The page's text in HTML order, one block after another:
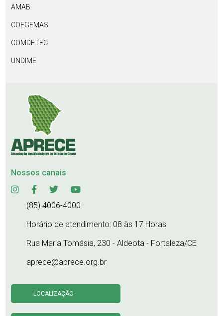
AMAB
COEGEMAS
COMDETEC
UNDIME
Nossos canais
(85) 4006-4000
Horário de atendimento: 08 às 17 Horas
Rua Maria Tomásia, 230 - Aldeota - Fortaleza/CE
aprece@aprece.org.br
LOCALIZAÇÃO